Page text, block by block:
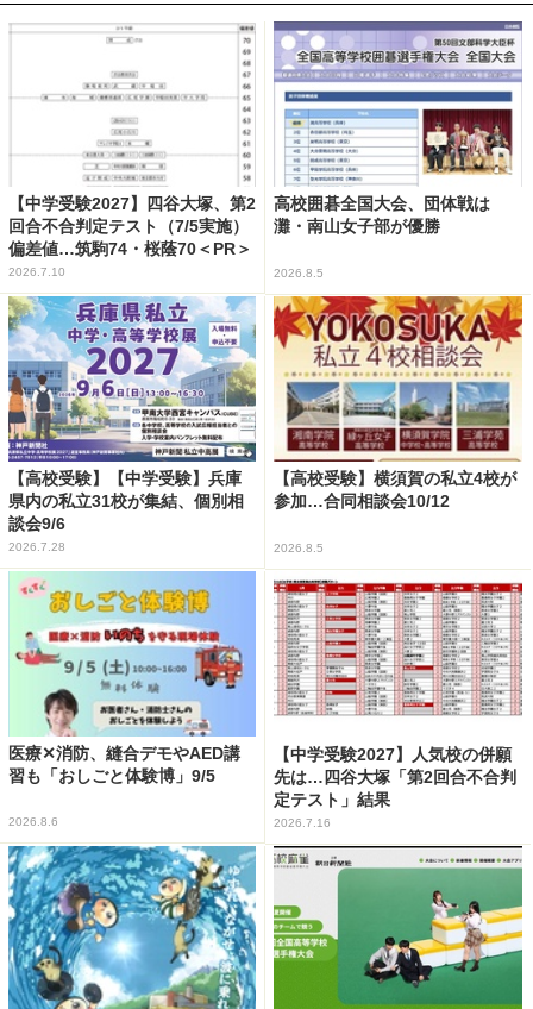
【中学受験2027】四谷大塚、第2
回合不合判定テスト（7/5実施）
偏差値…筑駒74・桜蔭70＜PR＞
2026.7.10
高校囲碁全国大会、団体戦は
灘・南山女子部が優勝
2026.8.5
【高校受験】【中学受験】兵庫
県内の私立31校が集結、個別相
談会9/6
2026.7.28
【高校受験】横須賀の私立4校が
参加…合同相談会10/12
2026.8.5
医療✕消防、縫合デモやAED講
習も「おしごと体験博」9/5
2026.8.6
【中学受験2027】人気校の併願
先は…四谷大塚「第2回合不合判
定テスト」結果
2026.7.16